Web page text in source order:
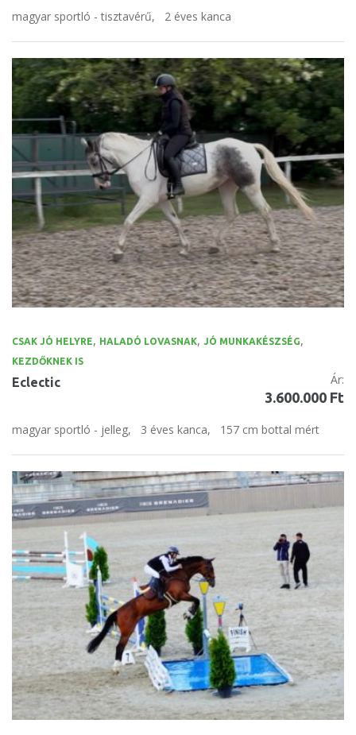
magyar sportló - tisztavérű, 2 éves kanca
CSAK JÓ HELYRE, HALADÓ LOVASNAK, JÓ MUNKAKÉSZSÉG,
KEZDŐKNEK IS
Eclectic Ár:
3.600.000 Ft
magyar sportló - jelleg, 3 éves kanca, 157 cm bottal mért